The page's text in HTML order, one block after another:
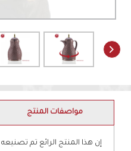
مواصفات المنتج
إن هذا المنتج الرائع تم